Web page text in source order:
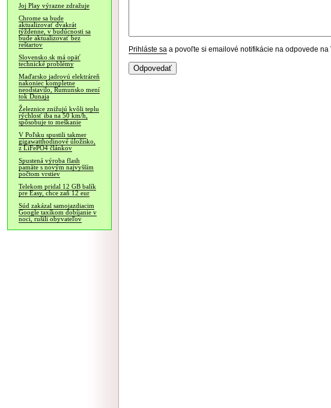
Joj Play výrazne zdražuje
Chrome sa bude
aktualizovať dvakrát
týždenne, v budúcnosti sa
bude aktualizovať bez
reštartov
Slovensko.sk má opäť
technické problémy
Maďarsko jadrovú elektráreň
nakoniec kompletne
neodstavilo, Rumunsko mení
tok Dunaja
Železnice znižujú kvôli teplu
rýchlosť iba na 50 km/h,
spôsobuje to meškanie
V Poľsku spustili takmer
gigawatthodinové úložisko,
z LiFePO4 článkov
Spustená výroba flash
pamäte s novým najvyšším
počtom vrstiev
Telekom pridal 12 GB balík
pre Easy, chce zaň 12 eur
Súd zakázal samojazdiacim
Google taxíkom dobíjanie v
noci, rušili obyvateľov
Prihláste sa a povoľte si emailové notifikácie na odpovede na